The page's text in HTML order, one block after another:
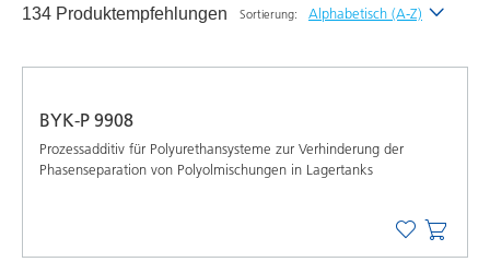
134 Produktempfehlungen Sortierung: Alphabetisch (A-Z)
BYK-P 9908
Prozessadditiv für Polyurethansysteme zur Verhinderung der
Phasenseparation von Polyolmischungen in Lagertanks